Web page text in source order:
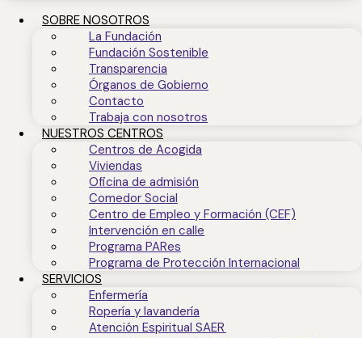
SOBRE NOSOTROS
La Fundación
Fundación Sostenible
Transparencia
Órganos de Gobierno
Contacto
Trabaja con nosotros
NUESTROS CENTROS
Centros de Acogida
Viviendas
Oficina de admisión
Comedor Social
Centro de Empleo y Formación (CEF)
Intervención en calle
Programa PARes
Programa de Protección Internacional
SERVICIOS
Enfermería
Ropería y lavandería
Atención Espiritual SAER